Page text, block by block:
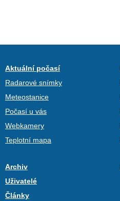
Aktuální počasí
Radarové snímky
Meteostanice
Počasí u vás
Webkamery
Teplotní mapa
Archiv
Uživatelé
Články